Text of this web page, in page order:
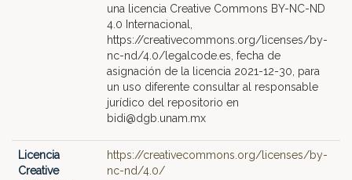
una licencia Creative Commons BY-NC-ND
4.0 Internacional,
https://creativecommons.org/licenses/by-
nc-nd/4.0/legalcode.es, fecha de
asignación de la licencia 2021-12-30, para
un uso diferente consultar al responsable
jurídico del repositorio en
bidi@dgb.unam.mx
Licencia
Creative
https://creativecommons.org/licenses/by-
nc-nd/4.0/